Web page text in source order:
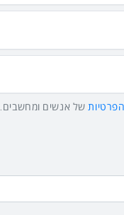
של אנשים ומחשבים.